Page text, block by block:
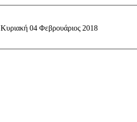
Κυριακή 04 Φεβρουάριος 2018